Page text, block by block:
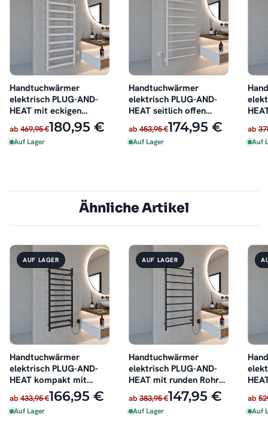
Handtuchwärmer
elektrisch PLUG-AND-
HEAT mit eckigen
Rohren Weiß
ab 469,95 €180,95 €
Auf Lager
Handtuchwärmer
elektrisch PLUG-AND-
HEAT seitlich offen
ab 453,95 €174,95 €
Auf Lager
ab
Auf
Ähnliche Artikel
AUF LAGER
Handtuchwärmer
elektrisch PLUG-AND-
HEAT kompakt mit
eckigen Rohren Schwarz
ab 433,95 €166,95 €
Auf Lager
AUF LAGER
Handtuchwärmer
elektrisch PLUG-AND-
HEAT mit runden Rohren
ab 383,95 €147,95 €
Auf Lager
140
ab
Auf